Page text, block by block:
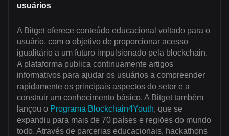
usuários
A Bitget oferece conteúdo educacional voltado para o
usuário, com o objetivo de proporcionar acesso
igualitário a um futuro impulsionado pela blockchain.
A plataforma publica continuamente artigos
informativos para ajudar os usuários a compreender
rapidamente os principais aspectos do setor e a
construir um conhecimento básico. A Bitget também
lançou o Programa Blockchain4Youth, que se
expandiu para mais de 70 países e regiões do mundo
todo. Através de parcerias educacionais, hackathons